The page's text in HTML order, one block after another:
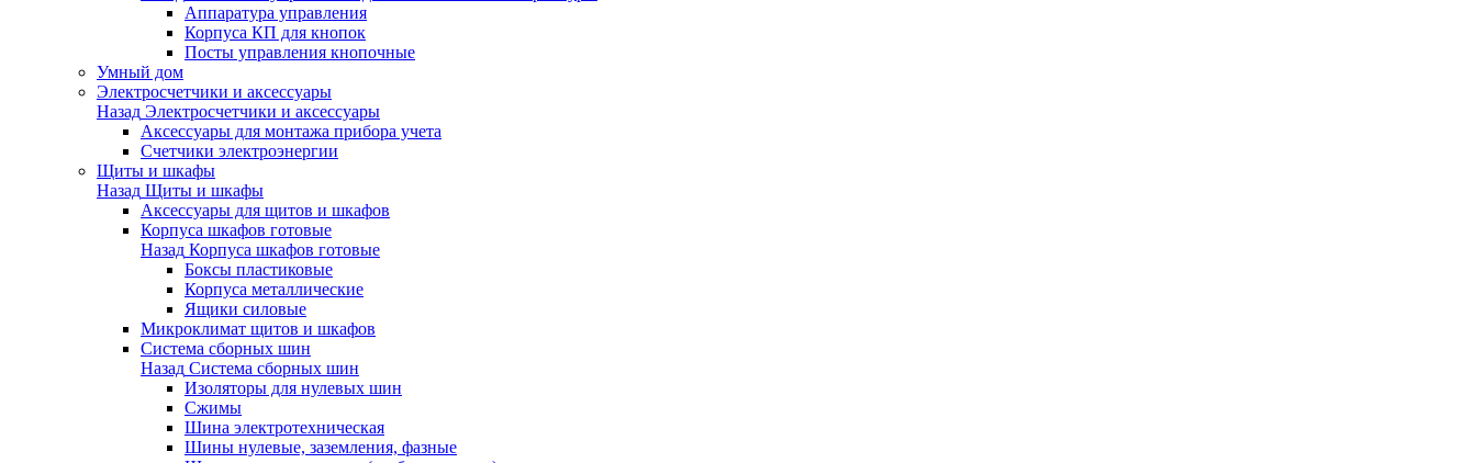
Аппаратура управления
Корпуса КП для кнопок
Посты управления кнопочные
Умный дом
Электросчетчики и аксессуары
Назад Электросчетчики и аксессуары
Аксессуары для монтажа прибора учета
Счетчики электроэнергии
Щиты и шкафы
Назад Щиты и шкафы
Аксессуары для щитов и шкафов
Корпуса шкафов готовые
Назад Корпуса шкафов готовые
Боксы пластиковые
Корпуса металлические
Ящики силовые
Микроклимат щитов и шкафов
Система сборных шин
Назад Система сборных шин
Изоляторы для нулевых шин
Сжимы
Шина электротехническая
Шины нулевые, заземления, фазные